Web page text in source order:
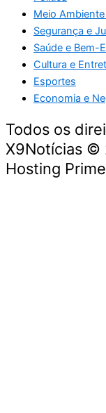
Meio
Segurança e
Saúde e Bem-
Cultura e
Esportes
Economia e
Todos os
X9Notícias ©
Hosting